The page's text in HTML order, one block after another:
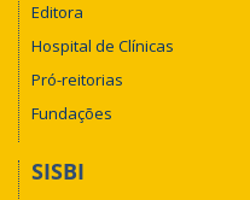
Editora
Hospital de Clínicas
Pró-reitorias
Fundações
SISBI